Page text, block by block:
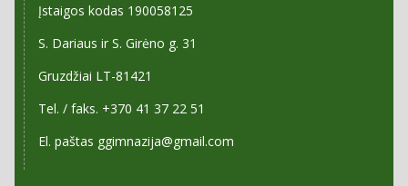
Įstaigos kodas 190058125
S. Dariaus ir S. Girėno g. 31
Gruzdžiai LT-81421
Tel. / faks. +370 41 37 22 51
El. paštas ggimnazija@gmail.com